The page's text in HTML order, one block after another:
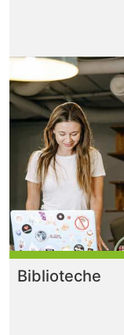
Biblioteche